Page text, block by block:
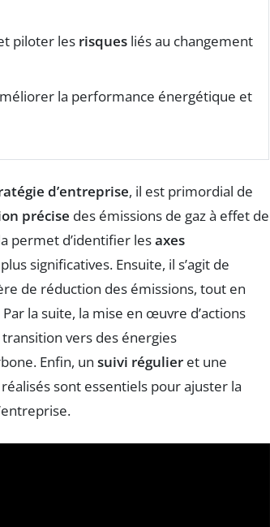
piloter les risques liés au changement
la performance énergétique et
d’entreprise, il est primordial de
précise des émissions de gaz à effet de
permet d’identifier lesaxes
significatives. Ensuite, il s’agit de
de réduction des émissions, tout en
la suite, la mise en œuvre d’actions
vers des énergies
Enfin, un suivi régulier et une
sont essentiels pour ajuster la